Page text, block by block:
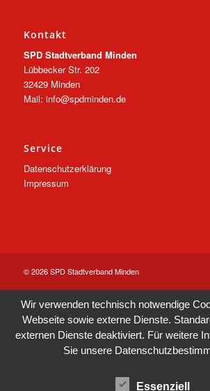
Kontakt
SPD Stadtverband Minden
Lübbecker Str. 202
32429 Minden
Mail: info@spdminden.de
Service
Datenschutzerklärung
Impressum
© 2026 SPD Stadtverband Minden
Wir verwenden technisch notwendige
Webseite sowie externe Dienste.
externen Dienste deaktiviert. Für weitere
Sie unsere
Essenziell